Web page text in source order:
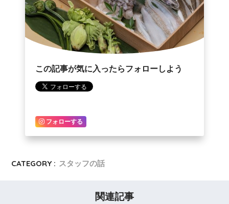
この記事が気に入ったらフォローしよう
フォローする
CATEGORY : スタッフの話
関連記事